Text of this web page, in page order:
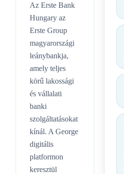
Az Erste Bank
Hungary az
Erste Group
magyarországi
leánybankja,
amely teljes
körű lakossági
és vállalati
banki
szolgáltatásokat
kínál. A George
digitális
platformon
keresztül